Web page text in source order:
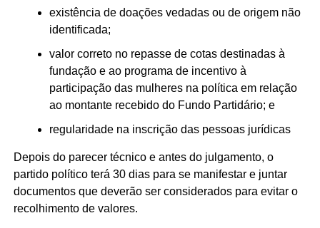
existência de doações vedadas ou de origem não
identificada;
valor correto no repasse de cotas destinadas à
fundação e ao programa de incentivo à
participação das mulheres na política em relação
ao montante recebido do Fundo Partidário; e
regularidade na inscrição das pessoas jurídicas
Depois do parecer técnico e antes do julgamento, o
partido político terá 30 dias para se manifestar e juntar
documentos que deverão ser considerados para evitar o
recolhimento de valores.